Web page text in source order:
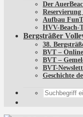
Der
Aufbau
HVV-Beach-
Bergsträßer
38.
BVT –
BVT –
BVT-
Geschichte